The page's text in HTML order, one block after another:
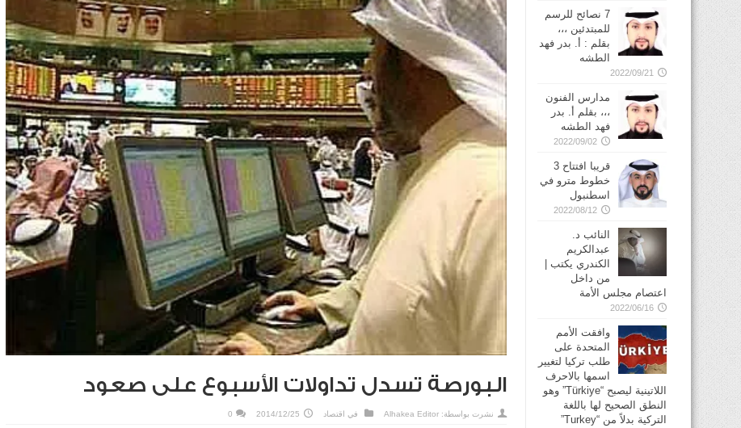
البورصة تسدل تداولات الأسبوع على صعود
نشرت بواسطة: Alhakea Editor في اقتصاد 2014/12/25
0
7 نصائح للرسم
للمبتدئين ،،،
بقلم : أ. بدر فهد
الطشه
2022/09/21
مدارس الفنون
،،، بقلم أ. بدر
فهد الطشه
2022/09/02
قريبا افتتاح 3
خطوط مترو في
2022/08/12
النائب د.
عبدالكريم
الكندري يكتب |
من داخل
اعتصام مجلس الأمة
2022/06/16
وافقت الأمم
المتحدة على
طلب تركيا لتغيير
اسمها بالاحرف
اللاتينية ليصبح “Türkiye” وهو
النطق الصحيح لها باللغة
التركية بدلاً من “Turkey”